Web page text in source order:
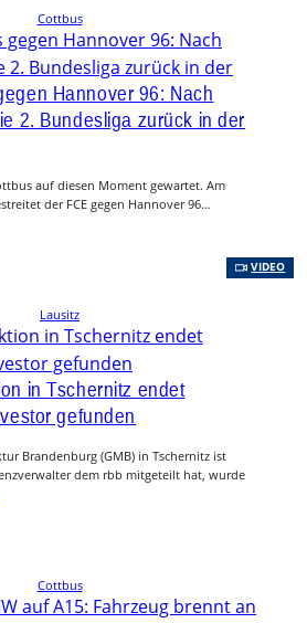
Cottbus
VIDEO
Hannover 96: Nach
2. Bundesliga zurück in der
auf diesen Moment gewartet. Am
der FCE gegen Hannover 96…
Lausitz
in Tschernitz endet
gefunden
Brandenburg (GMB) in Tschernitz ist
dem rbb mitgeteilt hat, wurde
Cottbus